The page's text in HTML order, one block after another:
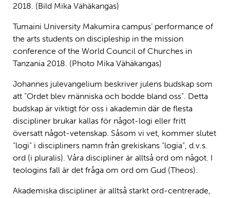
2018. (Bild Mika Vähäkangas)
Tumaini University Makumira campus’ performance of
the arts students on discipleship in the mission
conference of the World Council of Churches in
Tanzania 2018. (Photo Mika Vähäkangas)
Johannes julevangelium beskriver julens budskap som
att ”Ordet blev människa och bodde bland oss”. Detta
budskap är viktigt för oss i akademin där de flesta
discipliner brukar kallas för något-logi eller fritt
översatt något-vetenskap. Såsom vi vet, kommer slutet
”logi” i discipliners namn från grekiskans ”logia”, d.v.s.
ord (i pluralis). Våra discipliner är alltså ord om något. I
teologins fall är det fråga om ord om Gud (Theos).
Akademiska discipliner är alltså starkt ord-centrerade,